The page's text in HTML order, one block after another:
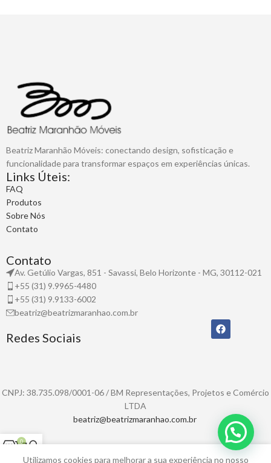
Beatriz Maranhão Móveis: conectando design, sofisticação e
funcionalidade para transformar espaços em experiências únicas.
Links Úteis:
FAQ
Produtos
Sobre Nós
Contato
Contato
Av. Getúlio Vargas, 851 - Savassi, Belo Horizonte - MG, 30112-021
+55 (31) 9.9965-4480
+55 (31) 9.9133-6002
beatriz@beatrizmaranhao.com.br
Redes Sociais
CNPJ: 38.735.098/0001-06 / BM Representações, Projetos e Comércio
LTDA
beatriz@beatrizmaranhao.com.br
Utilizamos cookies para melhorar a sua experiência no nosso
0
Cart
My account